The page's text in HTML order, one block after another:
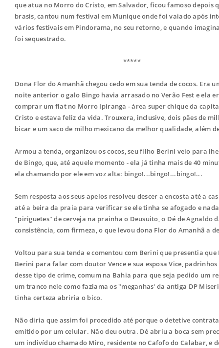
que atua no Morro do Cristo, em Salvador, ficou famoso
brasis, cantou num festival em Munique onde foi vaiado após
vários festivais em Pindorama, no seu retorno, e quando
foi sequestrado.
*****
Dona Flor do Amanhã chegou cedo em sua tenda de cocos.
noite anterior o galo Bingo havia arrasado no Verão Fest e ela
comprar um flat no Morro Ipiranga - área super chique da
Cristo e estava feliz da vida. Trouxera, inclusive, dois pães de
bicar e um saco de milho mexicano da melhor qualidade, além
Armou a tenda, organizou os cocos, seu filho Berini veio para
de Bingo, que, até aquele momento - ela já tinha mais de 40
ela chamando por ele em voz alta: bingo!...bingo!...bingo!...
Sem resposta aos seus apelos resolveu descer a encosta até a
até a beira da praia para verificar se ele tinha se afogado e
"piriguetes" de cerveja na prainha o Deusuito, o Dé de Agnaldo
consistência, com firmeza, o que levou dona Flor do Amanhã a
Voltou para sua tenda e comentou com Berini que presentia
Berini para falar com doutor Vence e sua esposa Vice,
desse tipo de crime, comum na Bahia para que seja pedido um
um tranco nele como faziama os "meganhas' da antiga DP
tinha certeza abriria o bico.
Não diria que assim foi procedido até porque o detetive
emitido por um celular. Não deu outra. Dé abriu a boca sem
um indivíduo chamado Miro, residente no Cafofo do Calabar, e